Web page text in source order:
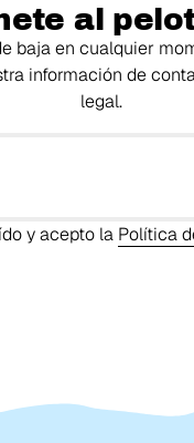
al
baja en cualquier
información de
legal.
y acepto la Política